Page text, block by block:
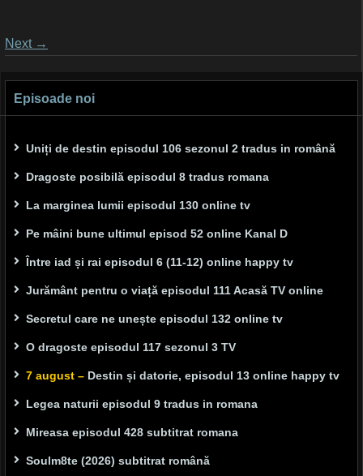
Posts
Next →
Episoade noi
Uniți de destin episodul 106 sezonul 2 tradus in română
Dragoste posibilă episodul 8 tradus romana
La marginea lumii episodul 130 online tv
Pe mâini bune ultimul episod 52 online Kanal D
Între iad și rai episodul 6 (11-12) online happy tv
Jurământ pentru o viață episodul 111 Acasă TV online
Secretul care ne unește episodul 132 online tv
O dragoste episodul 117 sezonul 3 TV
7 august – Destin și datorie, episodul 13 online happy tv
Legea naturii episodul 9 tradus in romana
Mireasa episodul 428 subtitrat romana
Soulm8te (2026) subtitrat română